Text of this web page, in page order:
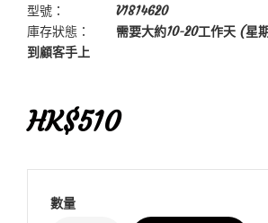
型號：
V1814620
庫存狀態：
需要大約10-20工作天 (星
到顧客手上
HK$510
數量